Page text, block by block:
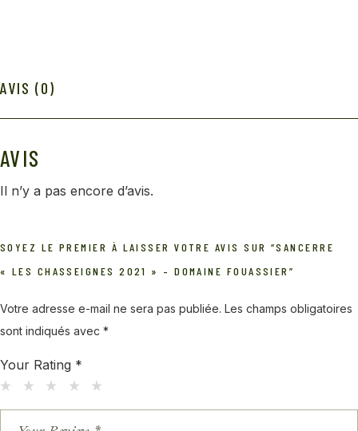
AVIS (0)
AVIS
Il n’y a pas encore d’avis.
SOYEZ LE PREMIER À LAISSER VOTRE AVIS SUR “SANCERRE
« LES CHASSEIGNES 2021 » – DOMAINE FOUASSIER”
Votre adresse e-mail ne sera pas publiée. Les champs obligatoires
sont indiqués avec *
Your Rating *